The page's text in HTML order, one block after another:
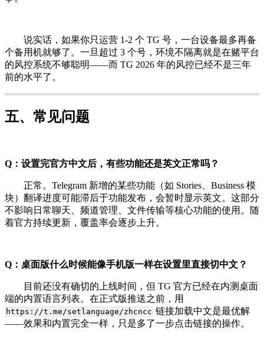
说实话，如果你只运营 1-2 个 TG 号，一台设备最多再备
个备用机就够了。一旦超过 3 个号，环境不隔离就是在赌平台
的风控系统不够聪明——而 TG 2026 年的风控已经不是三年
前的水平了。
五、常见问题
Q：设置完官方中文后，有些功能还是英文正常吗？
正常。Telegram 新增的某些功能（如 Stories、Business 模
块）翻译进度可能滞后于功能发布，会暂时显示英文。这部分
不影响日常聊天、频道管理、文件传输等核心功能的使用。随
着官方持续更新，覆盖率会逐步上升。
Q：桌面版什么时候能像手机版一样在设置里直接切中文？
目前还没有确切的上线时间，但 TG 官方已经在内测桌面
端的内置语言列表。在正式版推送之前，用
https://t.me/setlanguage/zhcncc 链接加载中文是最优解
——效果和内置完全一样，只是多了一步点击链接的操作。